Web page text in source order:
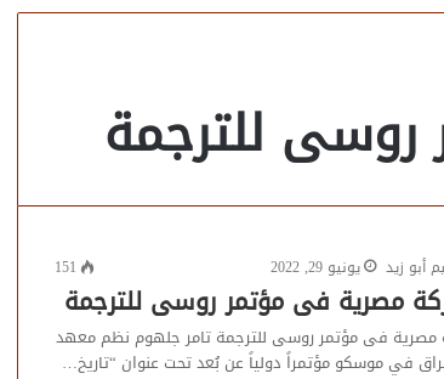
للترجمة
أبو زيد
يونيو 29, 2022 151
مصرية فى مؤتمر روسى للترجمة
مصرية فى مؤتمر روسى للترجمة تامر جلهوم نظم معهد
في موسكو مؤتمراً دولياً عن بُعد تحت عنوان “تاريخ…